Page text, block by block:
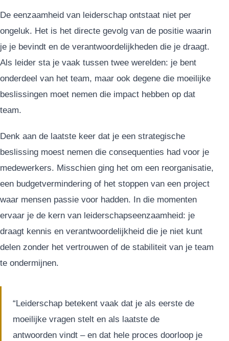
De eenzaamheid van leiderschap ontstaat niet per
ongeluk. Het is het directe gevolg van de positie waarin
je je bevindt en de verantwoordelijkheden die je draagt.
Als leider sta je vaak tussen twee werelden: je bent
onderdeel van het team, maar ook degene die moeilijke
beslissingen moet nemen die impact hebben op dat
team.
Denk aan de laatste keer dat je een strategische
beslissing moest nemen die consequenties had voor je
medewerkers. Misschien ging het om een reorganisatie,
een budgetvermindering of het stoppen van een project
waar mensen passie voor hadden. In die momenten
ervaar je de kern van leiderschapseenzaamheid: je
draagt kennis en verantwoordelijkheid die je niet kunt
delen zonder het vertrouwen of de stabiliteit van je team
te ondermijnen.
“Leiderschap betekent vaak dat je als eerste de
moeilijke vragen stelt en als laatste de
antwoorden vindt – en dat hele proces doorloop je